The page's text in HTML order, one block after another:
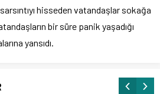
hisseden vatandaşlar sokağa
bir süre panik yaşadığı
yansıdı.